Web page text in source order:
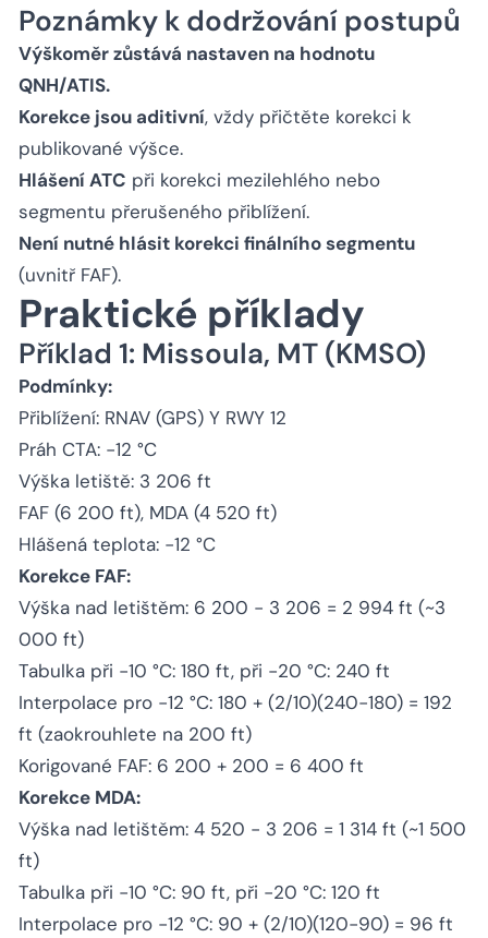
Poznámky k dodržování postupů
Výškoměr zůstává nastaven na hodnotu
QNH/ATIS.
Korekce jsou aditivní, vždy přičtěte korekci k
publikované výšce.
Hlášení ATC při korekci mezilehlého nebo
segmentu přerušeného přiblížení.
Není nutné hlásit korekci finálního segmentu
(uvnitř FAF).
Praktické příklady
Příklad 1: Missoula, MT (KMSO)
Podmínky:
Přiblížení: RNAV (GPS) Y RWY 12
Práh CTA: −12 °C
Výška letiště: 3 206 ft
FAF (6 200 ft), MDA (4 520 ft)
Hlášená teplota: −12 °C
Korekce FAF:
Výška nad letištěm: 6 200 − 3 206 = 2 994 ft (~3
000 ft)
Tabulka při −10 °C: 180 ft, při −20 °C: 240 ft
Interpolace pro −12 °C: 180 + (2/10)(240−180) = 192
ft (zaokrouhlete na 200 ft)
Korigované FAF: 6 200 + 200 = 6 400 ft
Korekce MDA:
Výška nad letištěm: 4 520 − 3 206 = 1 314 ft (~1 500
ft)
Tabulka při −10 °C: 90 ft, při −20 °C: 120 ft
Interpolace pro −12 °C: 90 + (2/10)(120−90) = 96 ft